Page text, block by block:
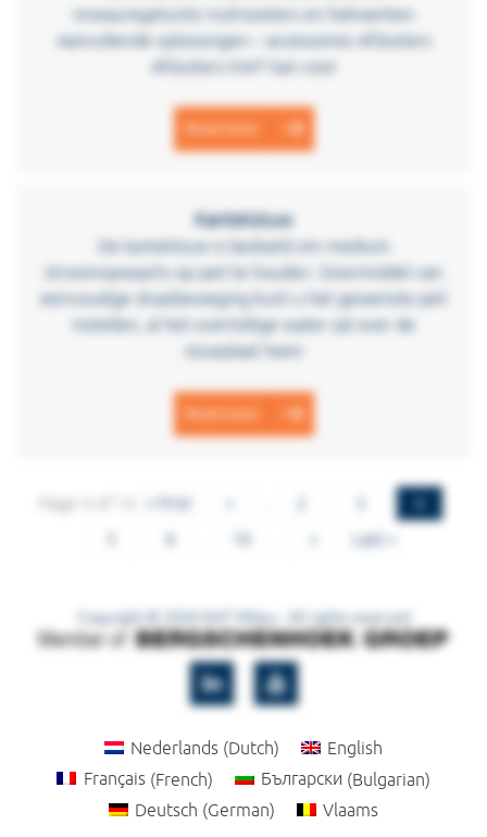
niveauregelunits Vuilroosters en hekwerken
Aanvullende oplossingen – accessoires Afsluiters
Afsluiters KWT kan voor
Read more
Kantelstuw
De kantelstuw is bedoeld om medium
stroomopwaarts op peil te houden. Doormiddel van
eenvoudige draaibeweging kunt u het gewenste peil
instellen, al het overtollige water zal over de
stuwplaat heen
Read more
« First
Last »
Copyright © 2026 KWT Milieu - All rights reserved
LinkedIn Twitter
Nederlands (Dutch)
English
Français(French) Български (Bulgarian)
Deutsch (German) Vlaams